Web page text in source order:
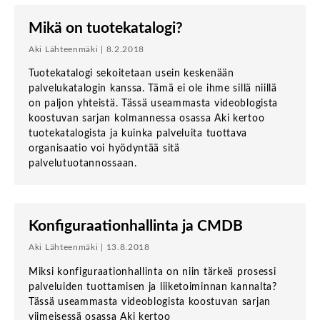
Mikä on tuotekatalogi?
Aki Lähteenmäki | 8.2.2018
Tuotekatalogi sekoitetaan usein keskenään
palvelukatalogin kanssa. Tämä ei ole ihme sillä niillä
on paljon yhteistä. Tässä useammasta videoblogista
koostuvan sarjan kolmannessa osassa Aki kertoo
tuotekatalogista ja kuinka palveluita tuottava
organisaatio voi hyödyntää sitä
palvelutuotannossaan.
Konfiguraationhallinta ja CMDB
Aki Lähteenmäki | 13.8.2018
Miksi konfiguraationhallinta on niin tärkeä prosessi
palveluiden tuottamisen ja liiketoiminnan kannalta?
Tässä useammasta videoblogista koostuvan sarjan
viimeisessä osassa Aki kertoo